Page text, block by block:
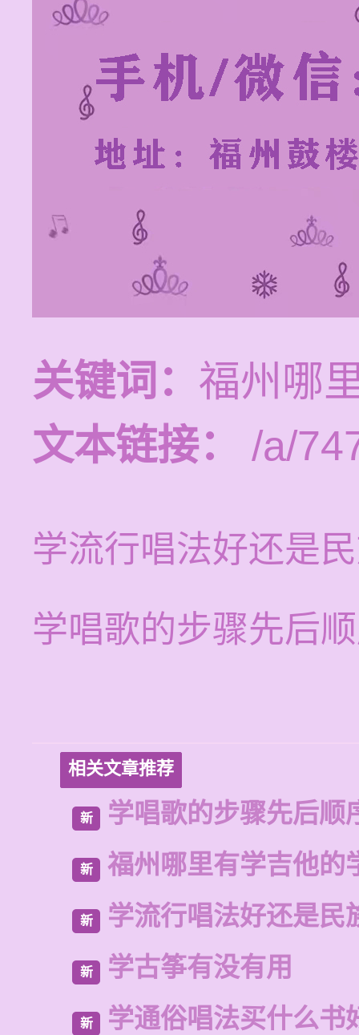
关键词： 福州哪
文本链接：
/a/
学流行唱法好还是
学唱歌的步骤先后
相关文章推荐
新 学唱歌的步骤先后顺
新 福州哪里有学吉他的
新 学流行唱法好还是民
新 学古筝有没有用
新 学通俗唱法买什么书